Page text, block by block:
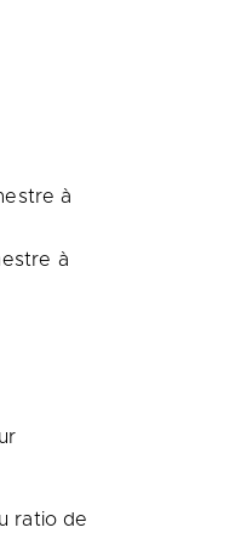
à
à
ratio de